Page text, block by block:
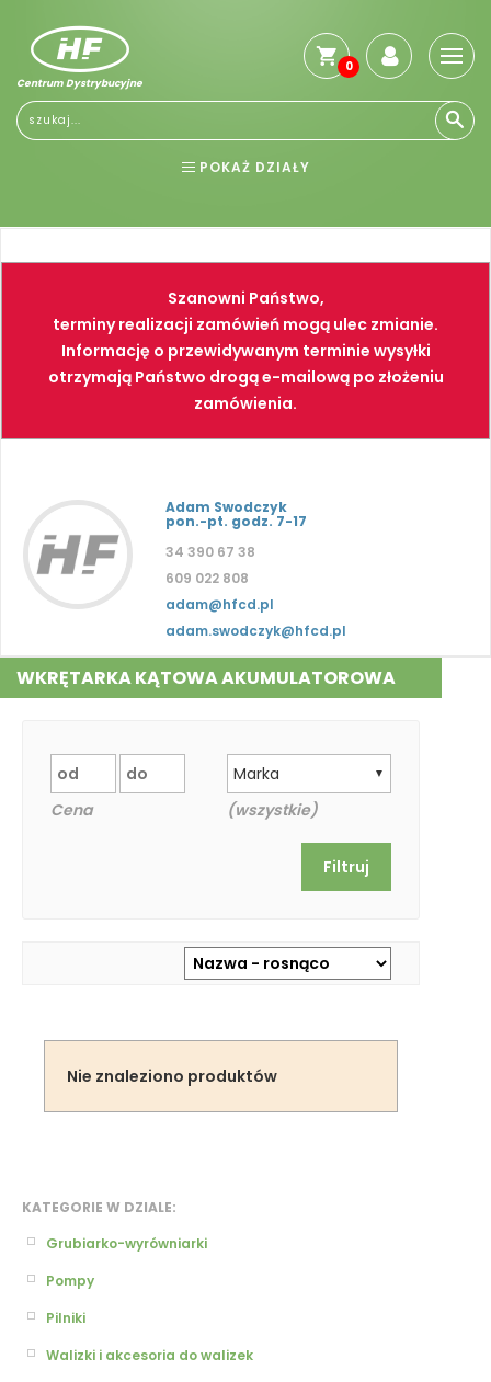
Centrum Dystrybucyjne
0
POKAŻ DZIAŁY
NARZĘDZIA SPAWALNICTWO
FARBY PNEUMATYKA
Szanowni Państwo,
terminy realizacji zamówień mogą ulec zmianie.
Informację o przewidywanym terminie wysyłki
otrzymają Państwo drogą e-mailową po złożeniu
zamówienia.
Adam Swodczyk
pon.-pt. godz. 7-17
34 390 67 38
609 022 808
adam@hfcd.pl
adam.swodczyk@hfcd.pl
WKRĘTARKA KĄTOWA AKUMULATOROWA
KATEGORIE W DZIALE:
Grubiarko-wyrówniarki
Pompy
Pilniki
Walizki i akcesoria do walizek
Cena
▼
Marka
(wszystkie)
Nie znaleziono produktów